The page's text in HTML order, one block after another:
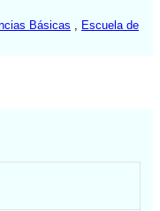
Básicas
Escuela de